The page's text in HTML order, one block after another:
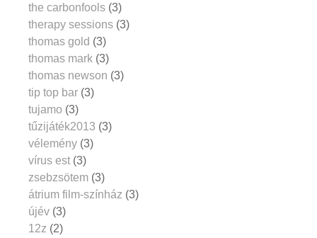
the carbonfools (3)
therapy sessions (3)
thomas gold (3)
thomas mark (3)
thomas newson (3)
tip top bar (3)
tujamo (3)
tűzijáték2013 (3)
vélemény (3)
vírus est (3)
zsebzsötem (3)
átrium film-színház (3)
újév (3)
12z (2)